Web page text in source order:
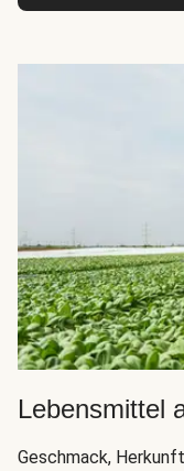
Lebensmittel
Geschmack,